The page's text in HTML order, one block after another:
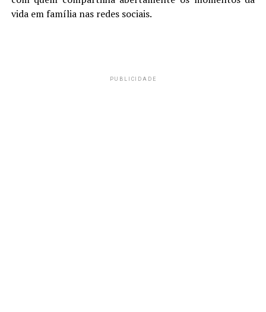
vida em família nas redes sociais.
PUBLICIDADE